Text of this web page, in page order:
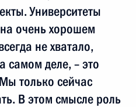
Университеты
очень хорошем
не хватало,
самом деле, – это
только сейчас
В этом смысле роль